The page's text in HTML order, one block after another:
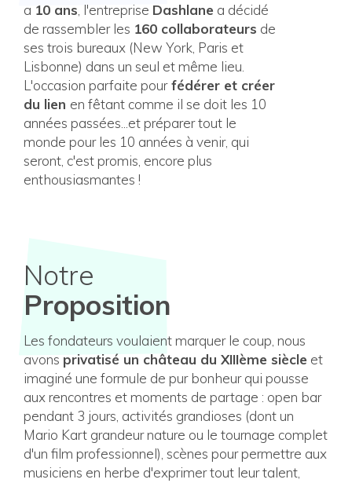
a 10 ans , l'entreprise Dashlane a décidé
de rassembler les 160 collaborateurs de
ses trois bureaux (New York, Paris et
Lisbonne) dans un seul et même lieu.
L'occasion parfaite pourfédérer et créer
du lien en fêtant comme il se doit les 10
années passées...et préparer tout le
monde pour les 10 années à venir, qui
seront, c'est promis, encore plus
enthousiasmantes !
Notre
Proposition
Les fondateurs voulaient marquer le coup, nous
avons privatisé un château du XIIIème siècle et
imaginé une formule de pur bonheur qui pousse
aux rencontres et moments de partage : open bar
pendant 3 jours, activités grandioses (dont un
Mario Kart grandeur nature ou le tournage complet
d'un film professionnel), scènes pour permettre aux
musiciens en herbe d'exprimer tout leur talent,